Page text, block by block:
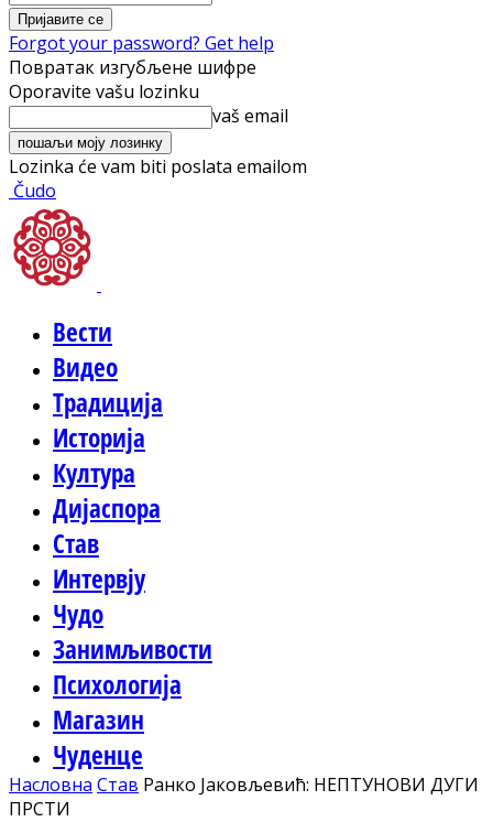
Forgot your password? Get help
Повратак изгубљене шифре
Oporavite vašu lozinku
vaš email
Lozinka će vam biti poslata emailom
Čudo
Вести
Видео
Традиција
Историја
Култура
Дијаспора
Став
Интервју
Чудо
Занимљивости
Психологија
Магазин
Чуденце
Насловна Став Ранко Јаковљевић: НЕПТУНОВИ ДУГИ
ПРСТИ